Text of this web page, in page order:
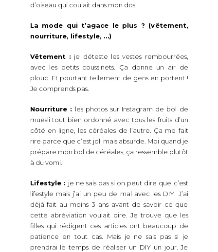
d’oiseau qui coulait dans mon dos.
La mode qui t’agace le plus ? (vêtement,
nourriture, lifestyle, …)
Vêtement : je déteste les vestes rembourrées,
avec les petits coussinets. Ça donne un air de
plouc. Et pourtant tellement de gens en portent !
Je comprends pas.
Nourriture : les photos sur Instagram de bol de
muesli tout bien ordonné avec tous les fruits d’un
côté en ligne, les céréales de l’autre. Ça me fait
rire parce que c’est joli mais absurde. Moi quand je
prépare mon bol de céréales, ça ressemble plutôt
à du vomi.
Lifestyle : je ne sais pas si on peut dire que c’est
lifestyle mais j’ai un peu de mal avec les DIY. J’ai
déjà fait au moins 3 ans avant de savoir ce que
cette abréviation voulait dire. Je trouve que les
filles qui rédigent ces articles ont beaucoup de
patience en tout cas. Mais je ne sais pas si je
prendrai le temps de réaliser un DIY un jour. Je